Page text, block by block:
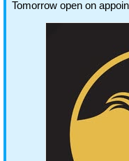
Tomorrow open on